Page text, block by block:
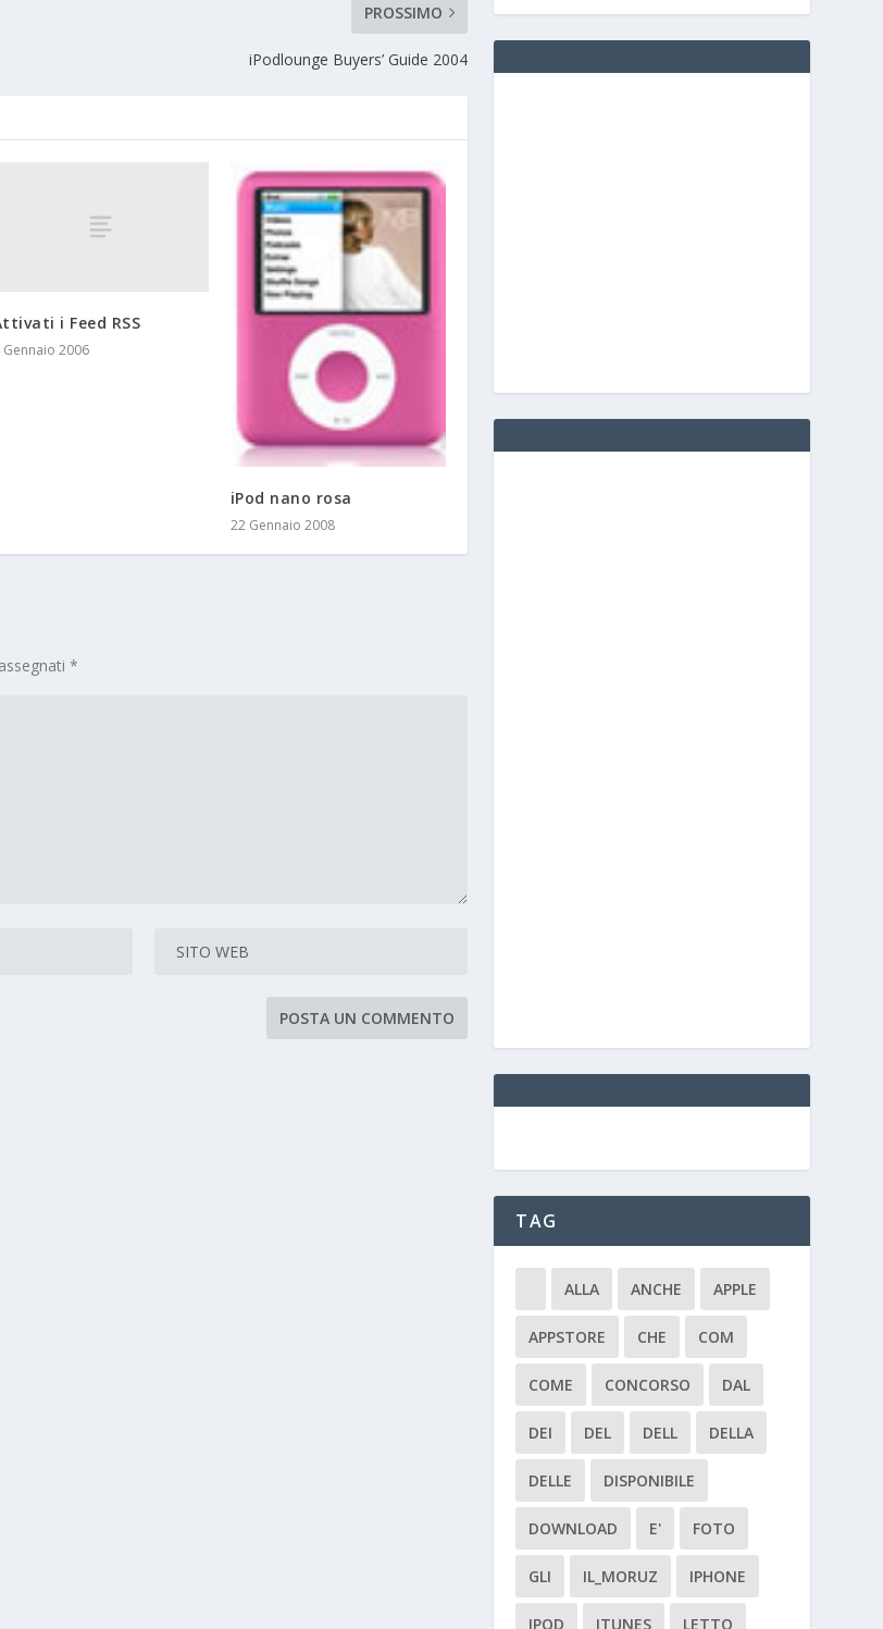
PROSSIMO
iPodlounge Buyers’ Guide 2004
i Feed RSS
Gennaio 2006
iPod nano rosa
22 Gennaio 2008
*
TAG
ALLA ANCHE APPLE
APPSTORE CHE COM
COME CONCORSO DAL
DEI DEL DELL DELLA
DELLE DISPONIBILE
DOWNLOAD E' FOTO
GLI IL_MORUZ IPHONE
IPOD ITUNES LETTO